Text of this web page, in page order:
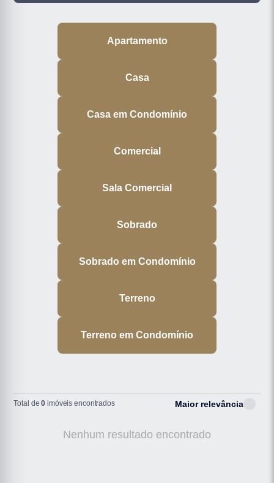
Apartamento
Casa
Casa em Condomínio
Comercial
Sala Comercial
Sobrado
Sobrado em Condomínio
Terreno
Terreno em Condomínio
Total de0 imóveis encontrados Maior relevância
Nenhum resultado encontrado